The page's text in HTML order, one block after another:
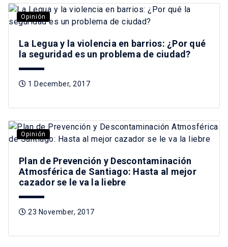
Opinión
La Legua y la violencia en barrios: ¿Por qué
la seguridad es un problema de ciudad?
1 December, 2017
Opinión
Plan de Prevención y Descontaminación
Atmosférica de Santiago: Hasta al mejor
cazador se le va la liebre
23 November, 2017